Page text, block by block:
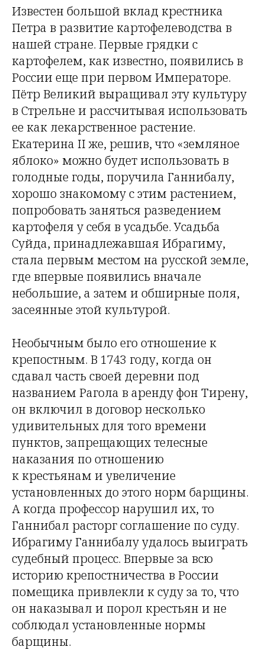
Известен большой вклад крестника
Петра в развитие картофелеводства в
нашей стране. Первые грядки с
картофелем, как известно, появились в
России еще при первом Императоре.
Пётр Великий выращивал эту культуру
в Стрельне и рассчитывая использовать
ее как лекарственное растение.
Екатерина II же, решив, что «земляное
яблоко» можно будет использовать в
голодные годы, поручила Ганнибалу,
хорошо знакомому с этим растением,
попробовать заняться разведением
картофеля у себя в усадьбе. Усадьба
Суйда, принадлежавшая Ибрагиму,
стала первым местом на русской земле,
где впервые появились вначале
небольшие, а затем и обширные поля,
засеянные этой культурой.
Необычным было его отношение к
крепостным. В 1743 году, когда он
сдавал часть своей деревни под
названием Рагола в аренду фон Тирену,
он включил в договор несколько
удивительных для того времени
пунктов, запрещающих телесные
наказания по отношению
к крестьянам и увеличение
установленных до этого норм барщины.
А когда профессор нарушил их, то
Ганнибал расторг соглашение по суду.
Ибрагиму Ганнибалу удалось выиграть
судебный процесс. Впервые за всю
историю крепостничества в России
помещика привлекли к суду за то, что
он наказывал и порол крестьян и не
соблюдал установленные нормы
барщины.